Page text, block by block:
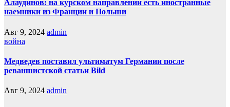
Алаудинов: на курском направлении есть иностранные
наемники из Франции и Польши
Авг 9, 2024 admin
война
Медведев поставил ультиматум Германии после
реваншистской статьи Bild
Авг 9, 2024 admin